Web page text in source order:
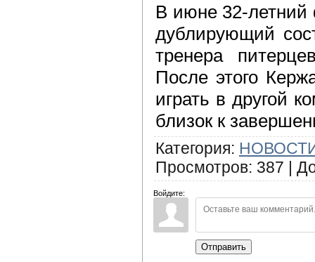
В июне 32-летний
дублирующий
тренера
После этого
играть в другой
близок к
Категория:
Просмотров: 387 |
Войдите:
Отправить